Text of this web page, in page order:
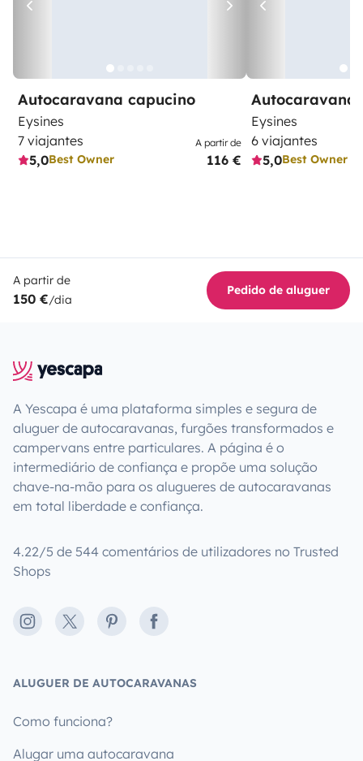
Autocaravana capucino
Eysines
7 viajantes
5,0Best Owner
A partir de
116 €
Autocaravana
Eysines
6 viajantes
5,0Best Owner
A partir de
150 €/dia
Pedido de aluguer
A Yescapa é uma plataforma simples e segura de
aluguer de autocaravanas, furgões transformados e
campervans entre particulares. A página é o
intermediário de confiança e propõe uma solução
chave-na-mão para os alugueres de autocaravanas
em total liberdade e confiança.
4.22/5 de 544 comentários de utilizadores no Trusted
Shops
Instagram
X PinterestFacebook
ALUGUER DE AUTOCARAVANAS
Como funciona?
Alugar uma autocaravana